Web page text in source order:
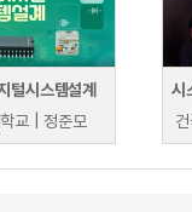
털시스템설계
교 | 정준모
시